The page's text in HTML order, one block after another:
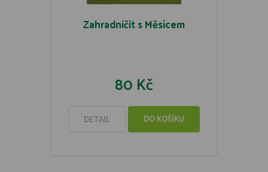
Zahradničit s Měsícem
80 Kč
DETAIL DO KOŠÍKU